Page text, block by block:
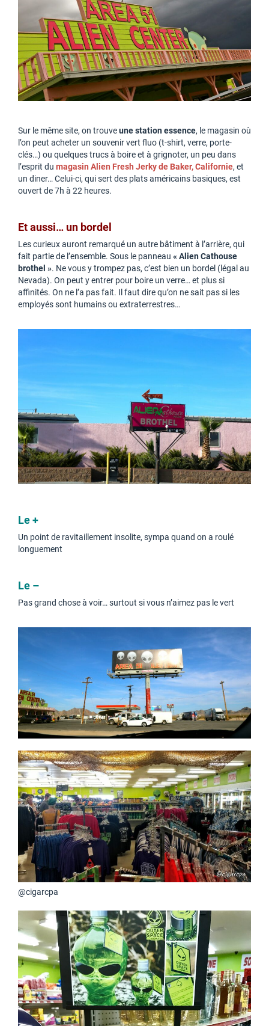
Sur le même site, on trouveune station essence, le magasin où
l’on peut acheter un souvenir vert fluo (t-shirt, verre, porte-
clés…) ou quelques trucs à boire et à grignoter, un peu dans
l’esprit du magasin Alien Fresh Jerky de Baker, Californie, et
un diner… Celui-ci, qui sert des plats américains basiques, est
ouvert de 7h à 22 heures.
Et aussi… un bordel
Les curieux auront remarqué un autre bâtiment à l’arrière, qui
fait partie de l’ensemble. Sous le panneau « Alien Cathouse
brothel ». Ne vous y trompez pas, c’est bien un bordel (légal au
Nevada). On peut y entrer pour boire un verre… et plus si
affinités. On ne l’a pas fait. Il faut dire qu’on ne sait pas si les
employés sont humains ou extraterrestres…
Le +
Un point de ravitaillement insolite, sympa quand on a roulé
longuement
Le –
Pas grand chose à voir… surtout si vous n’aimez pas le vert
@cigarcpa